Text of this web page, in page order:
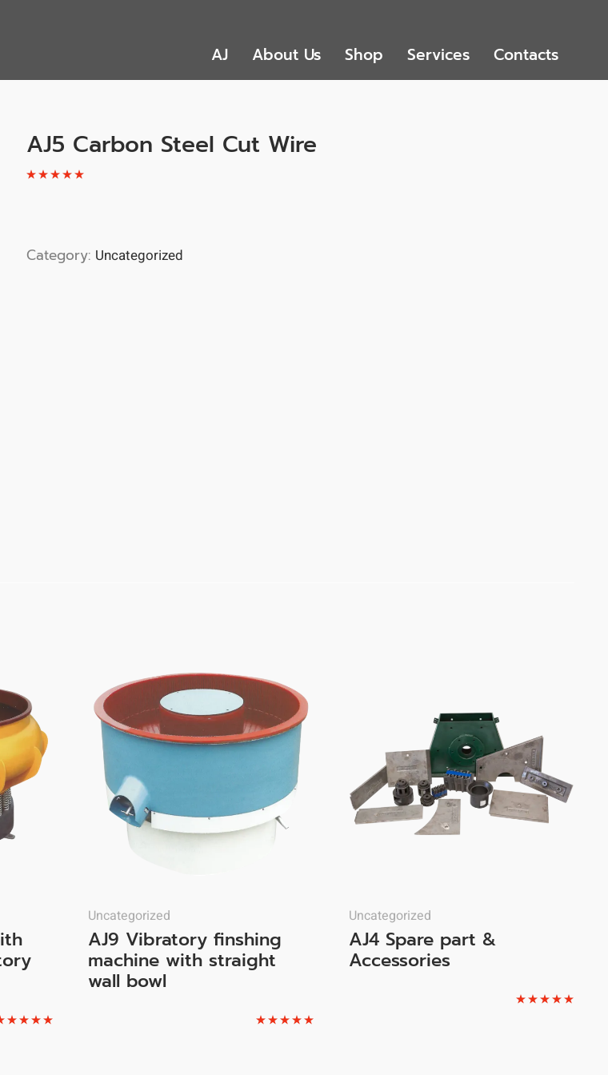
AJ About Us Shop Services Contacts
AJ5 Carbon Steel Cut Wire
Category: Uncategorized
Uncategorized
AJ9 Vibratory finshing
machine with straight
wall bowl
Uncategorized
AJ4 Spare part &
Accessories